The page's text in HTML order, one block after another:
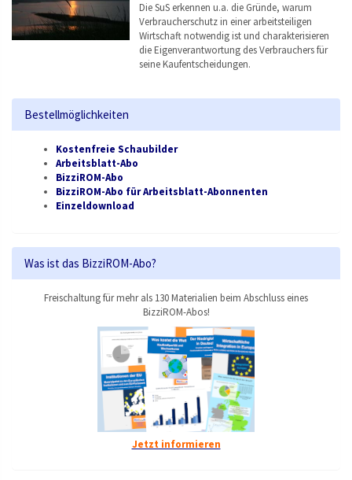
Die SuS erkennen u.a. die Gründe, warum
Verbraucherschutz in einer arbeitsteiligen
Wirtschaft notwendig ist und charakterisieren
die Eigenverantwortung des Verbrauchers für
seine Kaufentscheidungen.
Bestellmöglichkeiten
Kostenfreie Schaubilder
Arbeitsblatt-Abo
BizziROM-Abo
BizziROM-Abo für Arbeitsblatt-Abonnenten
Einzeldownload
Was ist das BizziROM-Abo?
Freischaltung für mehr als 130 Materialien beim Abschluss eines
BizziROM-Abos!
Jetzt informieren